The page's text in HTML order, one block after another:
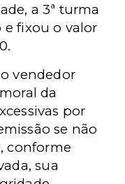
a 3ª turma
fixou o valor
vendedor
da
por
se não
conforme
sua